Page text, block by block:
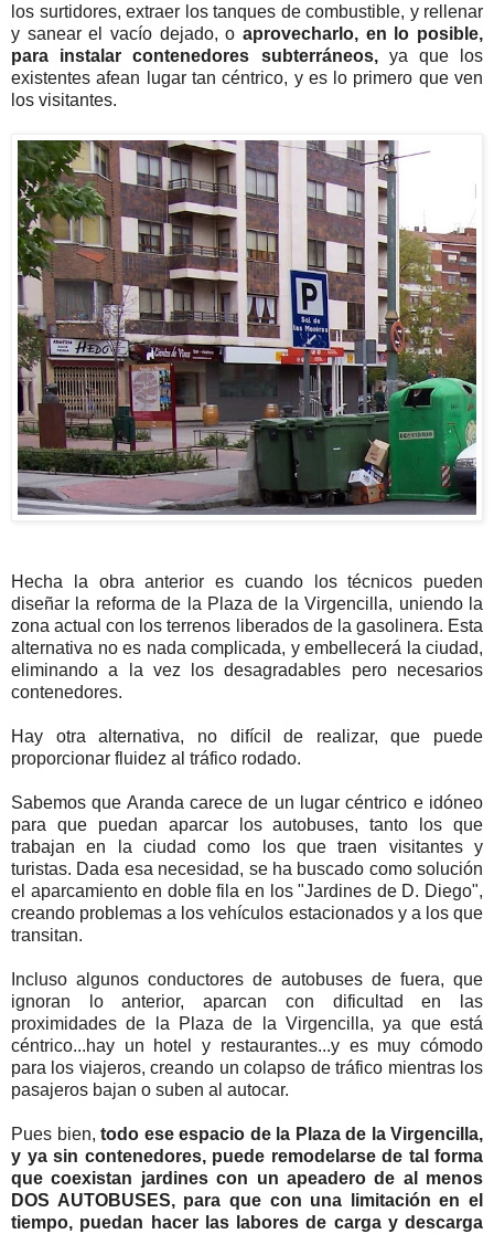
los surtidores, extraer los tanques de combustible, y rellenar
y sanear el vacío dejado, o aprovecharlo, en lo posible,
para instalar contenedores subterráneos,ya que los
existentes afean lugar tan céntrico, y es lo primero que ven
los visitantes.
Hecha la obra anterior es cuando los técnicos pueden
diseñar la reforma de la Plaza de la Virgencilla, uniendo la
zona actual con los terrenos liberados de la gasolinera. Esta
alternativa no es nada complicada, y embellecerá la ciudad,
eliminando a la vez los desagradables pero necesarios
contenedores.
Hay otra alternativa, no difícil de realizar, que puede
proporcionar fluidez al tráfico rodado.
Sabemos que Aranda carece de un lugar céntrico e idóneo
para que puedan aparcar los autobuses, tanto los que
trabajan en la ciudad como los que traen visitantes y
turistas. Dada esa necesidad, se ha buscado como solución
el aparcamiento en doble fila en los "Jardines de D. Diego",
creando problemas a los vehículos estacionados y a los que
transitan.
Incluso algunos conductores de autobuses de fuera, que
ignoran lo anterior, aparcan con dificultad en las
proximidades de la Plaza de la Virgencilla, ya que está
céntrico...hay un hotel y restaurantes...y es muy cómodo
para los viajeros, creando un colapso de tráfico mientras los
pasajeros bajan o suben al autocar.
Pues bien, todo ese espacio de la Plaza de la Virgencilla,
y ya sin contenedores, puede remodelarse de tal forma
que coexistan jardines con un apeadero de al menos
DOS AUTOBUSES, para que con una limitación en el
tiempo, puedan hacer las labores de carga y descarga